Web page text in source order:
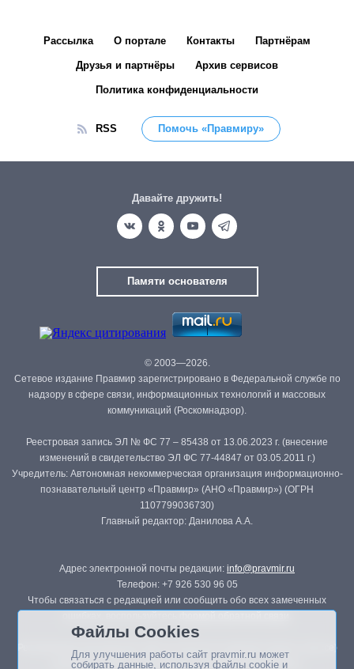
Рассылка О портале Контакты Партнёрам
Друзья и партнёры Архив сервисов
Политика конфиденциальности
RSS Помочь «Правмиру»
Давайте дружить!
Памяти основателя
© 2003—2026.
Сетевое издание Правмир зарегистрировано в Федеральной службе по
надзору в сфере связи, информационных технологий и массовых
коммуникаций (Роскомнадзор).
Реестровая запись ЭЛ № ФС 77 – 85438 от 13.06.2023 г. (внесение
изменений в свидетельство ЭЛ ФС 77-44847 от 03.05.2011 г.)
Учредитель: Автономная некоммерческая организация информационно-
познавательный центр «Правмир» (АНО «Правмир») (ОГРН
1107799036730)
Главный редактор: Данилова А.А.
Адрес электронной почты редакции: info@pravmir.ru
Телефон: +7 926 530 96 05
Чтобы связаться с редакцией или сообщить обо всех замеченных
Републикация материалов сайта в печатных изданиях (книгах, прессе)
возможна только с письменного разрешения редакции.
Файлы Cookies
Для улучшения работы сайт pravmir.ru может
собирать данные, используя файлы cookie и